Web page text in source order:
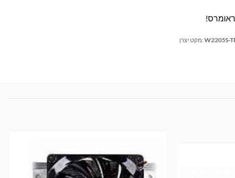
מקט יצרן: W2205S-